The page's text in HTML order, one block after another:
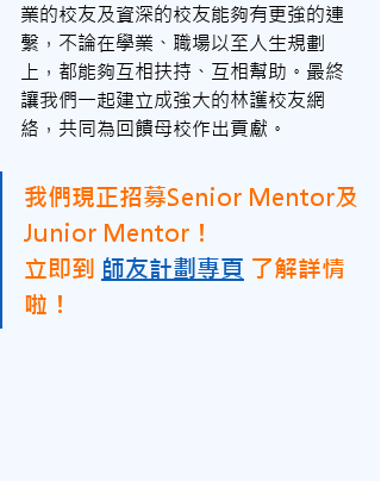
業的校友及資深的校友能夠有更強的連
繫，不論在學業、職場以至人生規劃
上，都能夠互相扶持、互相幫助。最終
讓我們一起建立成強大的林護校友網
絡，共同為回饋母校作出貢獻。
我們現正招募Senior Mentor及
Junior Mentor！
立即到 師友計劃專頁 了解詳情
啦！